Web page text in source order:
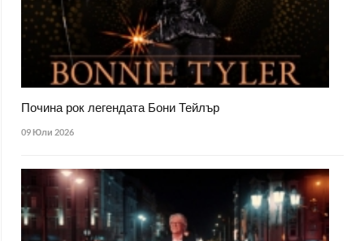
Почина рок легендата Бони Тейлър
09 Юли 2026